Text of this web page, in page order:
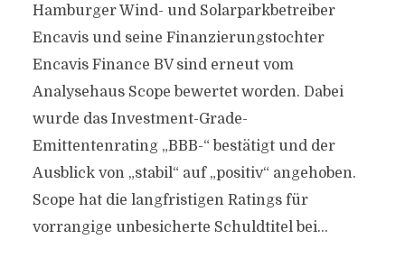
Hamburger Wind- und Solarparkbetreiber
Encavis und seine Finanzierungstochter
Encavis Finance BV sind erneut vom
Analysehaus Scope bewertet worden. Dabei
wurde das Investment-Grade-
Emittentenrating „BBB-“ bestätigt und der
Ausblick von „stabil“ auf „positiv“ angehoben.
Scope hat die langfristigen Ratings für
vorrangige unbesicherte Schuldtitel bei...